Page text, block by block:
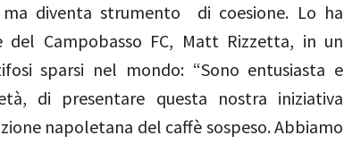
diventa strumento di coesione. Lo ha
Campobasso FC, Matt Rizzetta, in un
sparsi nel mondo: “Sono entusiasta e
di presentare questa nostra iniziativa
napoletana del caffè sospeso. Abbiamo